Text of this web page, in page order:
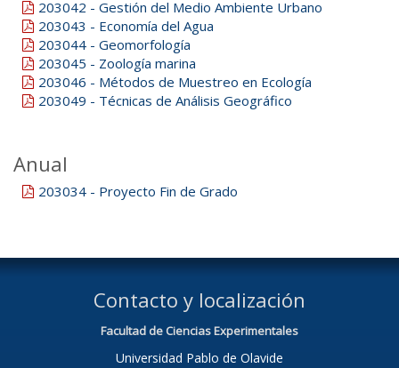
203042 - Gestión del Medio Ambiente Urbano
203043 - Economía del Agua
203044 - Geomorfología
203045 - Zoología marina
203046 - Métodos de Muestreo en Ecología
203049 - Técnicas de Análisis Geográfico
Anual
203034 - Proyecto Fin de Grado
Contacto y localización
Facultad de Ciencias Experimentales
Universidad Pablo de Olavide